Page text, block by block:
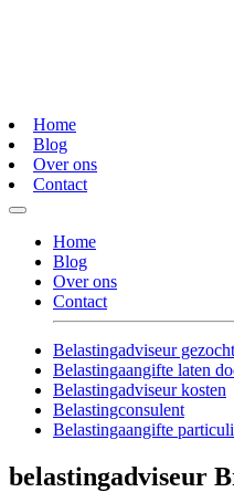
Home
Blog
Over ons
Contact
Home
Blog
Over ons
Contact
Belastingadviseur gezocht
Belastingaangifte laten
Belastingadviseur kosten
Belastingconsulent
Belastingaangifte
belastingadviseur